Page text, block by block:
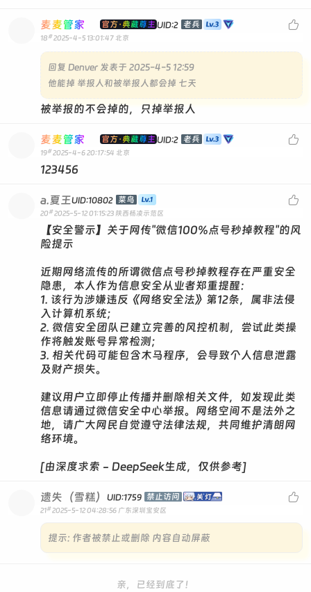

麦麦管家 官方·典藏尊主 UID:2 老兵
18 # 2025-4-5 13:01:47 北京
回复 Denver 发表于 2025-4-5 12:59
他能掉 举报人和被举报人都会掉 七天
被举报的不会掉的，只掉举报人

麦麦管家 官方·典藏尊主 UID:2 老兵
19# 2025-4-6 20:17:54 北京
123456

a.夏王UID:10802 菜鸟
20 # 2025-5-12 01:15:23 陕西杨凌示范区
【安全警示】关于网传"微信100%点号秒掉教程"的风
险提示
近期网络流传的所谓微信点号秒掉教程存在严重安全
隐患，本人作为信息安全从业者郑重提醒：
1. 该行为涉嫌违反《网络安全法》第12条，属非法侵
入计算机系统；
2. 微信安全团队已建立完善的风控机制，尝试此类操
作将触发账号异常检测；
3. 相关代码可能包含木马程序，会导致个人信息泄露
及财产损失。
建议用户立即停止传播并删除相关文件，如发现此类
信息请通过微信安全中心举报。网络空间不是法外之
地，请广大网民自觉遵守法律法规，共同维护清朗网
络环境。
[由深度求索 - DeepSeek生成，仅供参考]

遗失（雪糕） UID:1759 禁止访问
21# 2025-5-12 04:28:56 广东深圳宝安区
提示: 作者被禁止或删除 内容自动屏蔽
亲，已经到底了！